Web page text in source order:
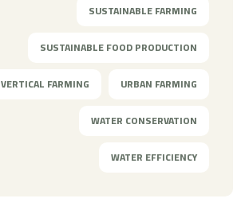
SUSTAINABLE FARMING
SUSTAINABLE FOOD PRODUCTION
URBAN FARMING
VERTICAL FARMING
WATER CONSERVATION
WATER EFFICIENCY